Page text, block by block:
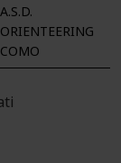
A.S.D.
ORIENTEERING
COMO